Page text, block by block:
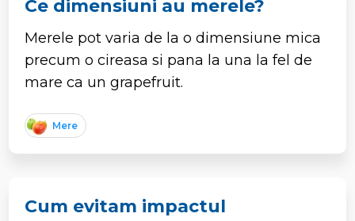
Ce dimensiuni au merele?
Merele pot varia de la o dimensiune mica
precum o cireasa si pana la una la fel de
mare ca un grapefruit.
Mere
Cum evitam impactul